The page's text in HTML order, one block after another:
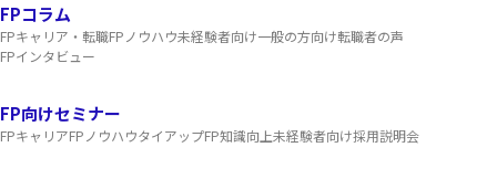
FPコラム
FPキャリア・転職FPノウハウ未経験者向け一般の方向け転職者の声
FPインタビュー
FP向けセミナー
FPキャリアFPノウハウタイアップFP知識向上未経験者向け採用説明会